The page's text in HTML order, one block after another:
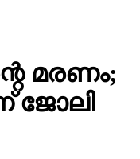
മരണം;
ജോലി